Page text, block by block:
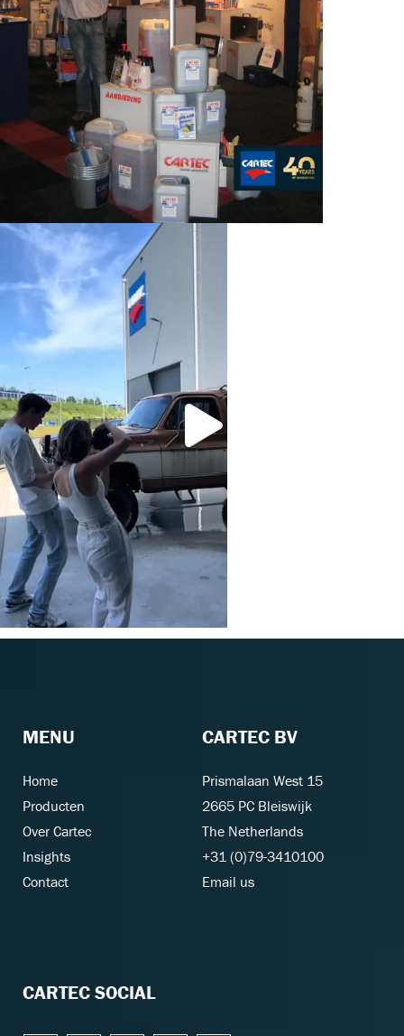
MENU
Home
Producten
Over Cartec
Insights
Contact
CARTEC BV
Prismalaan West 15
2665 PC Bleiswijk
The Netherlands
+31 (0)79-3410100
Email us
CARTEC SOCIAL